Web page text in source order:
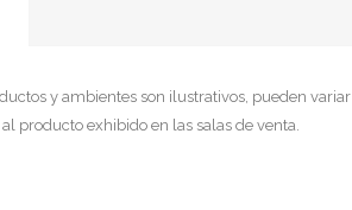
y ambientes son ilustrativos, pueden
producto exhibido en las salas de venta.